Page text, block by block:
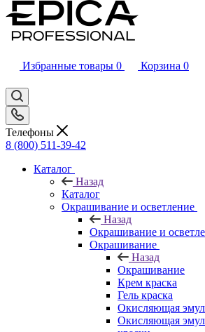
Избранные товары 0 Корзина 0
Телефоны
8 (800) 511-39-42
Каталог
Назад
Каталог
Окрашивание и осветление
Назад
Окрашивание и
Окрашивание
Назад
Окрашивание
Крем краска
Гель краска
Окисляющая
Окисляющая